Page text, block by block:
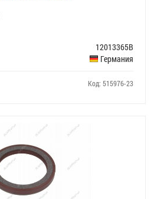
12013365B
Германия
Код: 515976-23